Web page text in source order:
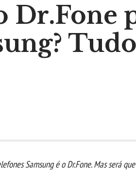
Dr.Fone
Samsung é o Dr.Fone. Mas será